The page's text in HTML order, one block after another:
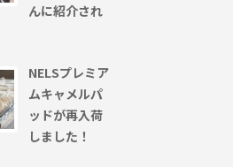
んに紹介され
NELSプレミア
ムキャメルパ
ッドが再入荷
しました！